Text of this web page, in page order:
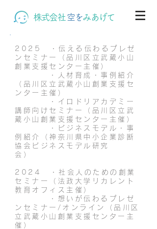
株式会社空をみあげて
​2025 ・伝える伝わるプレゼ
ンセミナー（品川区立武蔵小山
創業支援センター主催）​
・人材育成・事例紹介
（品川区立武蔵小山創業支援セ
ンター主催）
・イロドリアカデミー
講師向けセミナー（品川区立武
蔵小山創業支援センター主催）
・ビジネスモデル・事
例紹介（神奈川県中小企業診断
協会ビジネスモデル研究
会）
2024 ・社会人のための創業
セミナー（法政大学リカレント
教育オフィス主催）
​ ・想いが伝わるプレゼ
ンセミナー/オンライン（品川区
立武蔵小山創業支援センター主
催）